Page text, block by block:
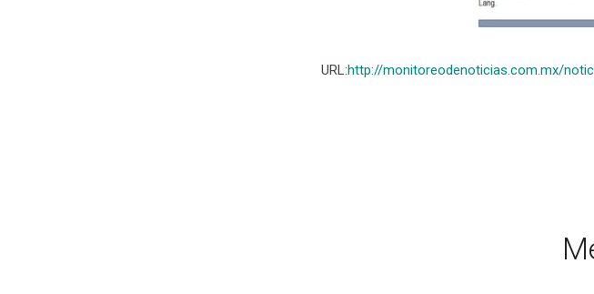
URL:http://monitoreodenoticias.com.mx/